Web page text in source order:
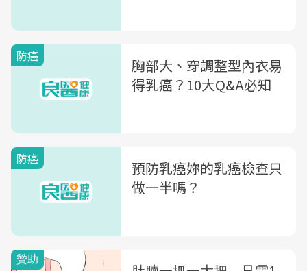
防癌
胸部大、穿調整型內衣易
得乳癌？10大Q&A必知
防癌
預防乳癌妳的乳癌檢查只
做一半嗎？